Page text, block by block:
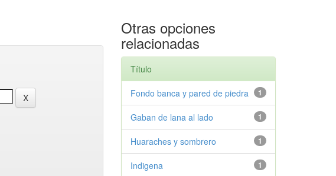
Otras opciones
relacionadas
Título
1
Fondo banca y pared de piedra
1
Gaban de lana al lado
1
Huaraches y sombrero
1
Indigena